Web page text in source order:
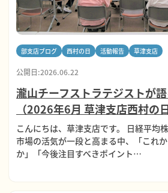
部支店ブログ 西村の日 活動報告 草津支店
公開日:2026.06.22
瀧山チーフストラテジストが
（2026年6月 草津支店西村の日
こんにちは、草津支店です。 日経平均
市場の活気が一段と高まる中、「これ
か」「今後注目すべきポイント…